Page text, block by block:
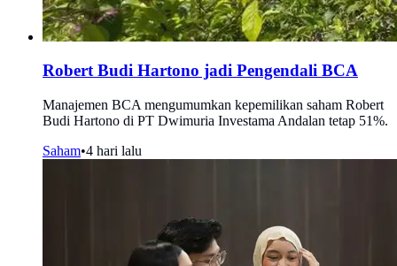
Robert Budi Hartono jadi Pengendali BCA
Manajemen BCA mengumumkan kepemilikan saham Robert
Budi Hartono di PT Dwimuria Investama Andalan tetap 51%.
Saham•4 hari lalu